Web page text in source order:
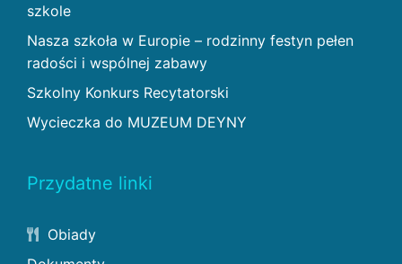
szkole
Nasza szkoła w Europie – rodzinny festyn pełen
radości i wspólnej zabawy
Szkolny Konkurs Recytatorski
Wycieczka do MUZEUM DEYNY
Przydatne linki
Obiady